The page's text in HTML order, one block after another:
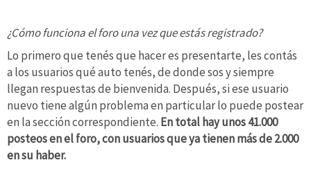
¿Cómo funciona el foro una vez que estás registrado?
Lo primero que tenés que hacer es presentarte, les contás
a los usuarios qué auto tenés, de donde sos y siempre
llegan respuestas de bienvenida. Después, si ese usuario
nuevo tiene algún problema en particular lo puede postear
en la sección correspondiente. En total hay unos 41.000
posteos en el foro, con usuarios que ya tienen más de 2.000
en su haber.